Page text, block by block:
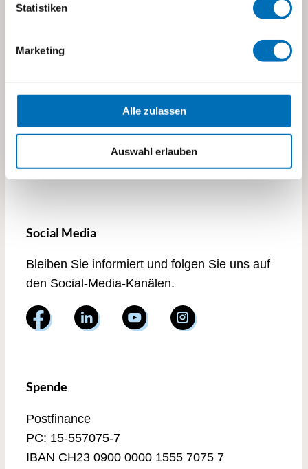
Statistiken
Marketing
Alle zulassen
Auswahl erlauben
Stettbachstrasse 10
+41 43 355 10 20
→ Standorte und Kontakte
→ Impressum
Social Media
Bleiben Sie informiert und folgen Sie uns auf
den Social-Media-Kanälen.
Spende
Postfinance
PC: 15-557075-7
IBAN CH23 0900 0000 1555 7075 7